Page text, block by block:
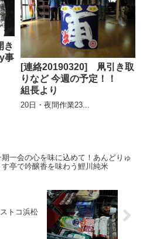
き
事
[連絡20190320] 凧引き取
りなど 今週の予定！！
組長より
20日・夜間作業23...
期一会の心を味に込めて！あんどりゅ
す亭で吟醸香を味わう鯉川純米
トコ浜松